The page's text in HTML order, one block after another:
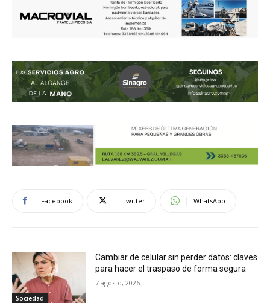
Facebook Twitter WhatsApp
Sociedad
Cambiar de celular sin perder datos: claves
para hacer el traspaso de forma segura
7 agosto, 2026